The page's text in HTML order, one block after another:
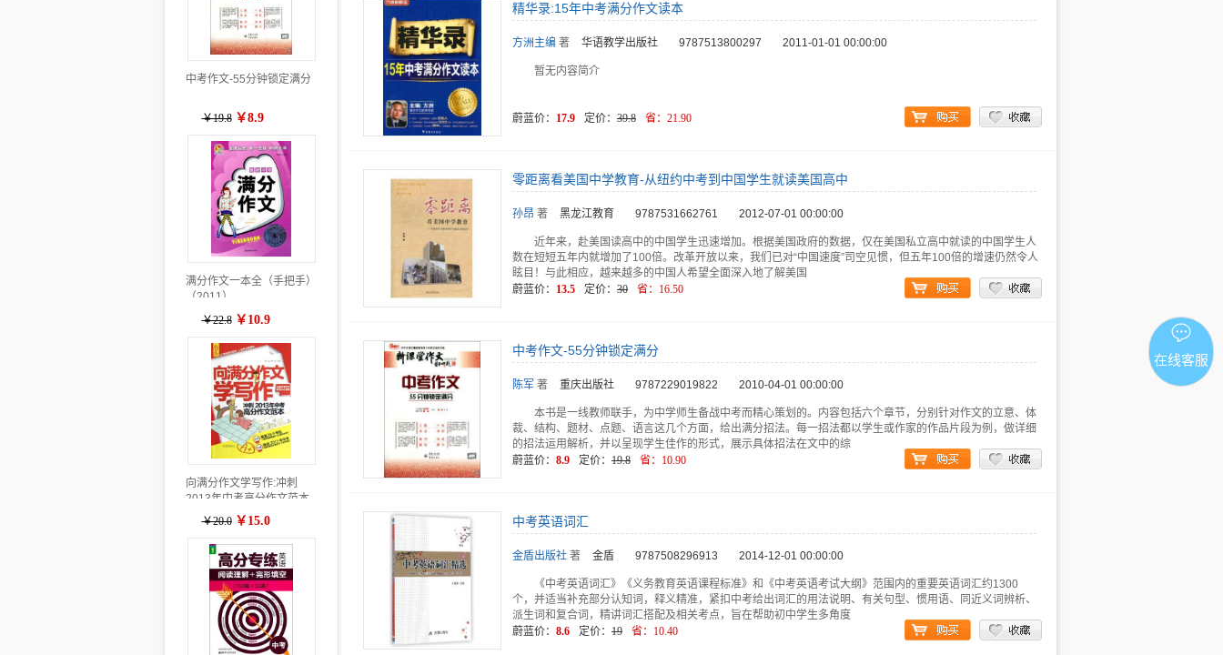
中考作文-55分钟锁定满分
￥19.8 ￥8.9
满分作文一本全（手把手）
（2011）
￥22.8 ￥10.9
向满分作文学写作:冲刺
2013年中考高分作文范本
￥20.0 ￥15.0
精华录:15年中考满分作文读本
方洲主编 著 华语教学出版社 9787513800297 2011-01-01 00:00:00
暂无内容简介
蔚蓝价： 17.9 定价： 39.8 省： 21.90
零距离看美国中学教育-从纽约中考到中国学生就读美国高中
孙昂 著 黑龙江教育 9787531662761 2012-07-01 00:00:00
近年来，赴美国读高中的中国学生迅速增加。根据美国政府的数据，仅在美国私立高中就读的中国学生人
数在短短五年内就增加了100倍。改革开放以来，我们已对“中国速度”司空见惯，但五年100倍的增速仍然令人
眩目！与此相应，越来越多的中国人希望全面深入地了解美国
蔚蓝价： 13.5 定价： 30 省： 16.50
中考作文-55分钟锁定满分
陈军 著 重庆出版社 9787229019822 2010-04-01 00:00:00
本书是一线教师联手，为中学师生备战中考而精心策划的。内容包括六个章节，分别针对作文的立意、体
裁、结构、题材、点题、语言这几个方面，给出满分招法。每一招法都以学生或作家的作品片段为例，做详细
的招法运用解析，并以呈现学生佳作的形式，展示具体招法在文中的综
蔚蓝价： 8.9 定价： 19.8 省： 10.90
中考英语词汇
金盾出版社 著 金盾 9787508296913 2014-12-01 00:00:00
《中考英语词汇》《义务教育英语课程标准》和《中考英语考试大纲》范围内的重要英语词汇约1300
个，并适当补充部分认知词，释义精准，紧扣中考给出词汇的用法说明、有关句型、惯用语、同近义词辨析、
派生词和复合词，精讲词汇搭配及相关考点，旨在帮助初中学生多角度
蔚蓝价： 8.6 定价： 19 省： 10.40
在线客服